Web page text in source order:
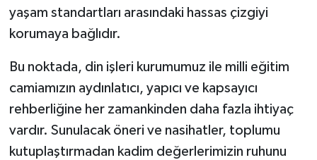
yaşam standartları arasındaki hassas çizgiyi
korumaya bağlıdır.
Bu noktada, din işleri kurumumuz ile milli eğitim
camiamızın aydınlatıcı, yapıcı ve kapsayıcı
rehberliğine her zamankinden daha fazla ihtiyaç
vardır. Sunulacak öneri ve nasihatler, toplumu
kutuplaştırmadan kadim değerlerimizin ruhunu